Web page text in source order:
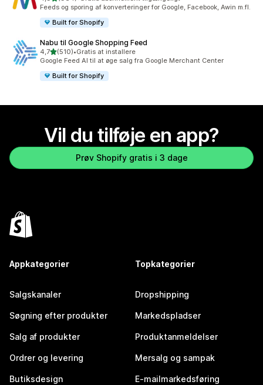
964 anmeldelser i alt
Feeds og sporing af konverteringer for Google, Facebook, Awin m.fl.
Built for Shopify
Nabu til Google Shopping Feed
4,7ud af 5 stjerner
(510)
510 anmeldelser i alt
•Gratis at installere
Google Feed AI til at øge salg fra Google Merchant Center
Built for Shopify
Vil du tilføje en app?
Prøv Shopify gratis i 3 dage
Appkategorier
Salgskanaler
Søgning efter produkter
Salg af produkter
Ordrer og levering
Butiksdesign
Topkategorier
Dropshipping
Markedspladser
Produktanmeldelser
Mersalg og sampak
E-mailmarkedsføring